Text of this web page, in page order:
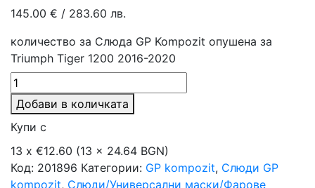
145.00 € / 283.60 лв.
количество за Слюда GP Kompozit опушена за
Triumph Tiger 1200 2016-2020
Добави в количката
Купи с
13 x €12.60 (13 x 24.64 BGN)
Код: 201896 Категории: GP kompozit, Слюди GP
kompozit, Слюди/Универсални маски/Фарове